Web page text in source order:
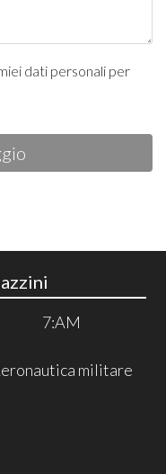
dati personali per
7:AM
militare